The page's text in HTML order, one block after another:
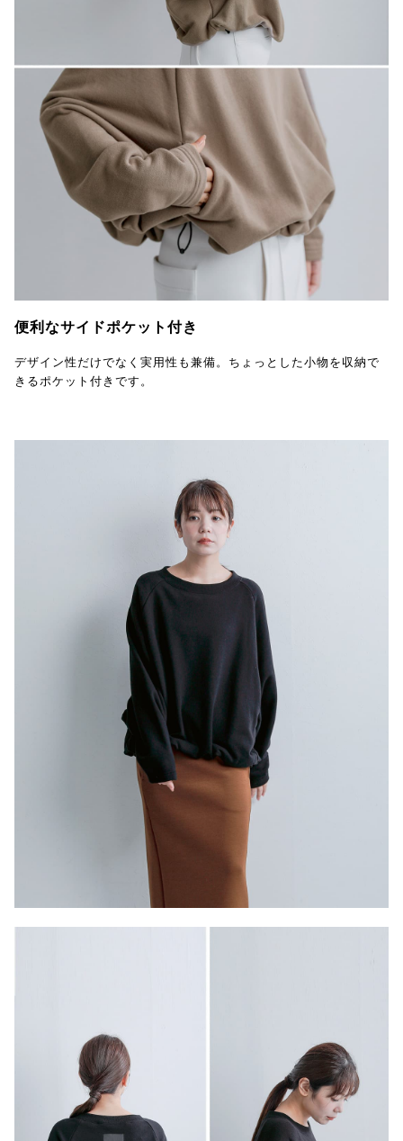
便利なサイドポケット付き
デザイン性だけでなく実用性も兼備。ちょっとした小物を収納で
きるポケット付きです。